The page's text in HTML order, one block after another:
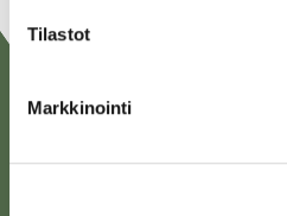
Tilastot
Markkinointi